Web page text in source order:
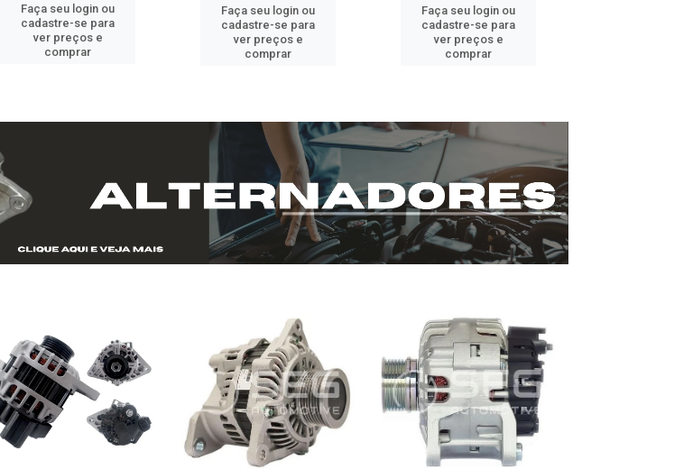
Faça seu login ou
cadastre-se para
ver preços e
comprar
Faça seu login ou
cadastre-se para
ver preços e
comprar
Faça seu login ou
cadastre-se para
ver preços e
comprar